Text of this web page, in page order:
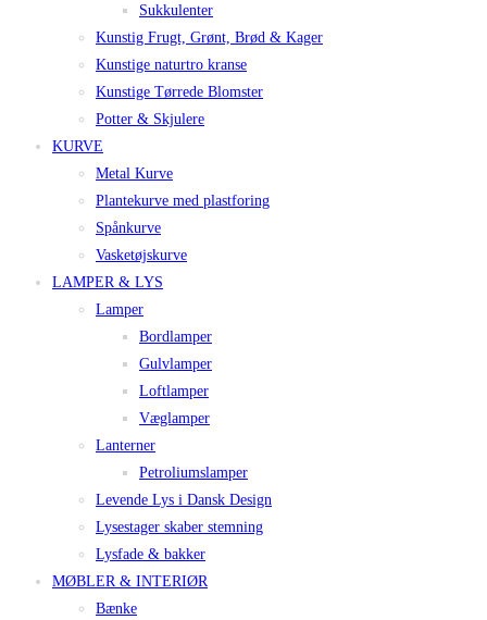
Sukkulenter
Kunstig Frugt, Grønt, Brød & Kager
Kunstige naturtro kranse
Kunstige Tørrede Blomster
Potter & Skjulere
KURVE
Metal Kurve
Plantekurve med plastforing
Spånkurve
Vasketøjskurve
LAMPER & LYS
Lamper
Bordlamper
Gulvlamper
Loftlamper
Væglamper
Lanterner
Petroliumslamper
Levende Lys i Dansk Design
Lysestager skaber stemning
Lysfade & bakker
MØBLER & INTERIØR
Bænke